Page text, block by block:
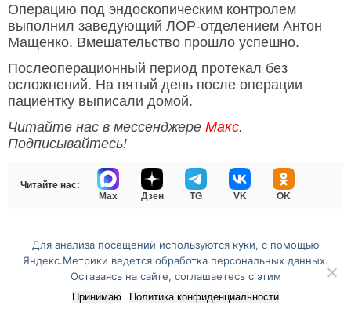
Операцию под эндоскопическим контролем
выполнил заведующий ЛОР-отделением Антон
Мащенко. Вмешательство прошло успешно.
Послеоперационный период протекал без
осложнений. На пятый день после операции
пациентку выписали домой.
Читайте нас в мессенджере Макс.
Подписывайтесь!
Читайте нас:
Max
Дзен TG VK OK
Перейти на полную версию сайта
Для анализа посещений используются куки, с помощью
Яндекс.Метрики ведется обработка персональных данных.
Оставаясь на сайте, соглашаетесь с этим
Принимаю Политика конфиденциальности